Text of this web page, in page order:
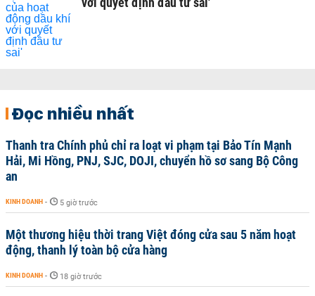
Đọc nhiều nhất
Thanh tra Chính phủ chỉ ra loạt vi phạm tại Bảo Tín Mạnh
Hải, Mi Hồng, PNJ, SJC, DOJI, chuyển hồ sơ sang Bộ Công
an
KINH DOANH - 5 giờ trước
Một thương hiệu thời trang Việt đóng cửa sau 5 năm hoạt
động, thanh lý toàn bộ cửa hàng
KINH DOANH - 18 giờ trước